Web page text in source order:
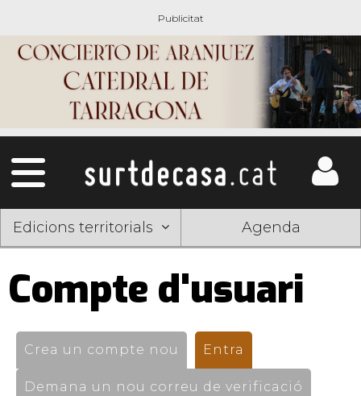
Edicions territorials Agenda
Compte d'usuari
Pestanyes
primàries
Crea un compte nou Entra
Demana un nou correu de verificació